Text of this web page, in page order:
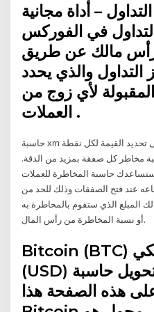
– أداة مجانية
في الفوركس
رأس مالك عن طريق
والذي يحدد
لأي زوج من
العملات .
حاسبة xm لقيمة النقطة تساعد العملاء على تحديد القيمة لكل نقطة
مخاطر كل صفقة بمزيد من الدقة.
حاسبة المخاطرة للعملات
عند فتح الصفقات وذلك للحد من
الذي ستقوم بالمخاطرة به
أو نسبة المخاطرة من رأس المال.
Bitcoin (BTC) و الدولار الأمريكي
(USD) سعر صرف العملة التحويل حاسبة
هذه الصفحة هذا